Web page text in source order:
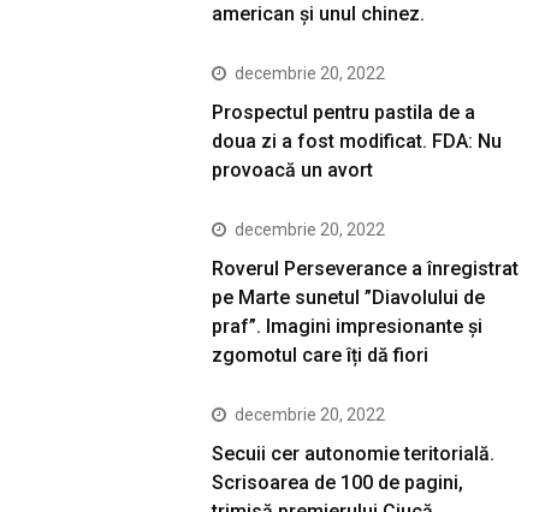
american şi unul chinez.
decembrie 20, 2022
Prospectul pentru pastila de a
doua zi a fost modificat. FDA: Nu
provoacă un avort
decembrie 20, 2022
Roverul Perseverance a înregistrat
pe Marte sunetul ”Diavolului de
praf”. Imagini impresionante și
zgomotul care îți dă fiori
decembrie 20, 2022
Secuii cer autonomie teritorială.
Scrisoarea de 100 de pagini,